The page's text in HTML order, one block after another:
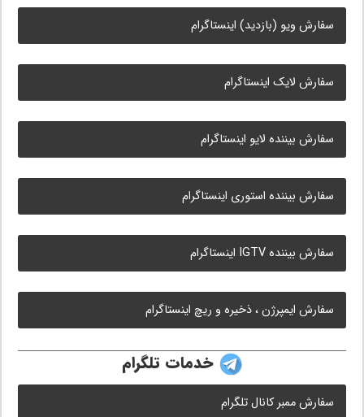
سفارش ویو (بازدید) اینستاگرام
سفارش لایک اینستاگرام
سفارش بیننده لایو اینستاگرام
سفارش بیننده استوری اینستاگرام
سفارش بیننده IGTV اینستاگرام
سفارش ایمپرژن ، ذخیره و ریچ اینستاگرام
خدمات تلگرام
سفارش ممبر کانال تلگرام